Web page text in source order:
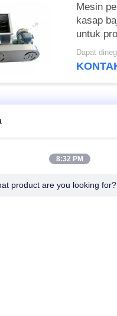
Mesin
kasap
untuk
8:32 PM
product are you looking for?